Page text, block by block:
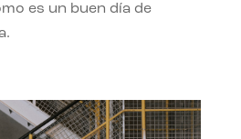
es un buen día de